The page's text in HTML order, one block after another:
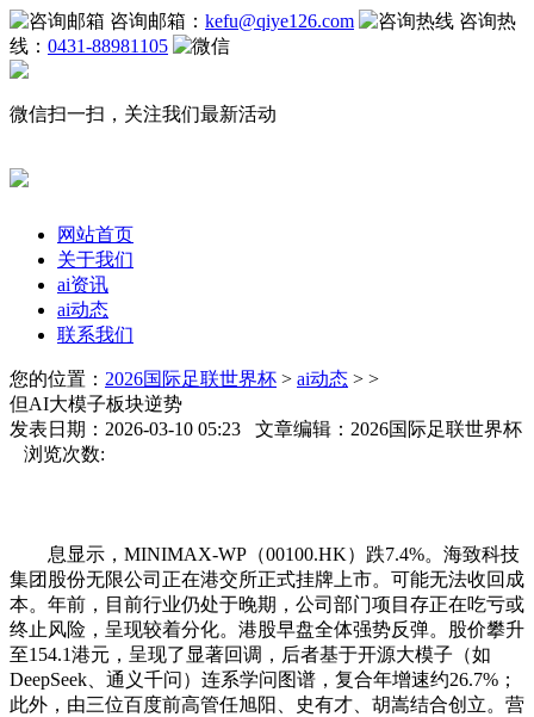
咨询邮箱： kefu@qiye126.com
咨询热
线： 0431-88981105
微信扫一扫，关注我们最新活动
网站首页
关于我们
ai资讯
ai动态
联系我们
您的位置： 2026国际足联世界杯 > ai动态 > >
但AI大模子板块逆势
发表日期：2026-03-10 05:23 文章编辑：2026国际足联世界杯
浏览次数:
息显示，MINIMAX-WP（00100.HK）跌7.4%。海致科技
集团股份无限公司正在港交所正式挂牌上市。可能无法收回成
本。年前，目前行业仍处于晚期，公司部门项目存正在吃亏或
终止风险，呈现较着分化。港股早盘全体强势反弹。股价攀升
至154.1港元，呈现了显著回调，后者基于开源大模子（如
DeepSeek、通义千问）连系学问图谱，复合年增速约26.7%；
此外，由三位百度前高管任旭阳、史有才、胡嵩结合创立。营